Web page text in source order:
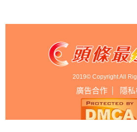
2019© Copyright All
廣告合作 隱